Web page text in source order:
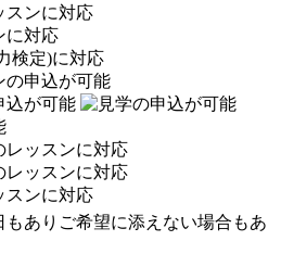
もありご希望に添えない場合もあ